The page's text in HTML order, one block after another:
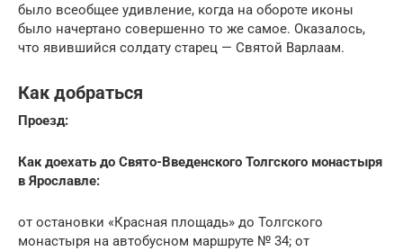
было всеобщее удивление, когда на обороте иконы
было начертано совершенно то же самое. Оказалось,
что явившийся солдату старец — Святой Варлаам.
Как добраться
Проезд:
Как доехать до Свято-Введенского Толгского монастыря
в Ярославле:
от остановки «Красная площадь» до Толгского
монастыря на автобусном маршруте № 34; от